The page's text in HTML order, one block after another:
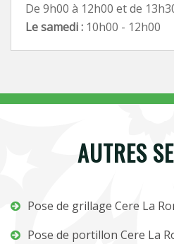
De 9h00 à 12h00 et de
Le samedi : 10h00 - 12h00
AUTRES
Pose de grillage Cere La
Pose de portillon Cere La